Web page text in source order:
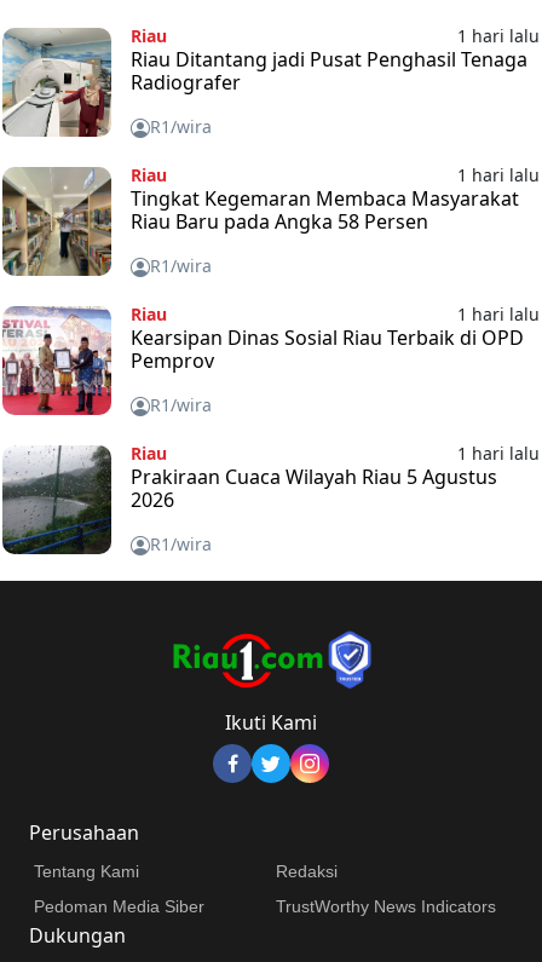
Riau 1 hari lalu
Riau Ditantang jadi Pusat Penghasil Tenaga
Radiografer
R1/wira
Riau 1 hari lalu
Tingkat Kegemaran Membaca Masyarakat
Riau Baru pada Angka 58 Persen
R1/wira
Riau 1 hari lalu
Kearsipan Dinas Sosial Riau Terbaik di OPD
Pemprov
R1/wira
Riau 1 hari lalu
Prakiraan Cuaca Wilayah Riau 5 Agustus
2026
R1/wira
Ikuti Kami
Perusahaan
Tentang Kami
Redaksi
Pedoman Media Siber
TrustWorthy News Indicators
Dukungan